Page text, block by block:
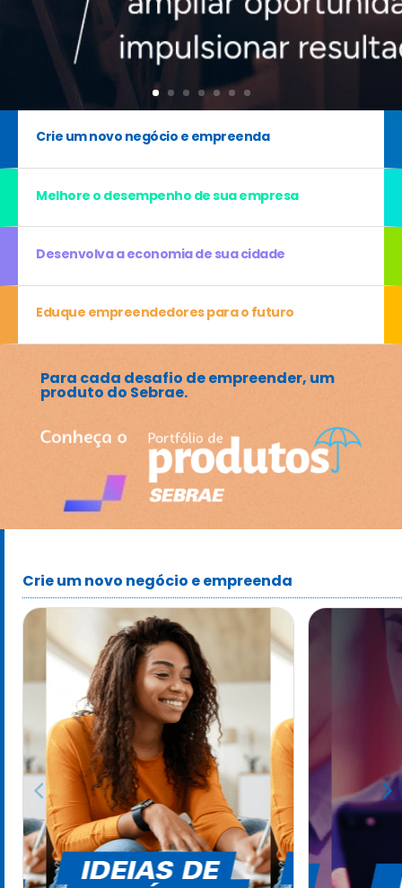
Crie um novo negócio e empreenda
Melhore o desempenho de sua empresa
Desenvolva a economia de sua cidade
Eduque empreendedores para o futuro
Para cada desafio de empreender, um
produto do Sebrae.
Crie um novo negócio e empreenda